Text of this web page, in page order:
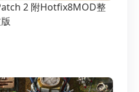
2 附Hotfix8MOD整